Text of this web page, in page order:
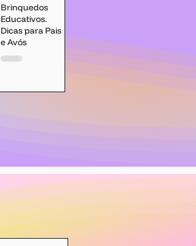
Brinquedos
Educativos.
Dicas para Pais
e Avós